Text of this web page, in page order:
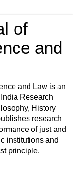
of
and
and Law is an
Research
History
research
of just and
institutions and
principle.